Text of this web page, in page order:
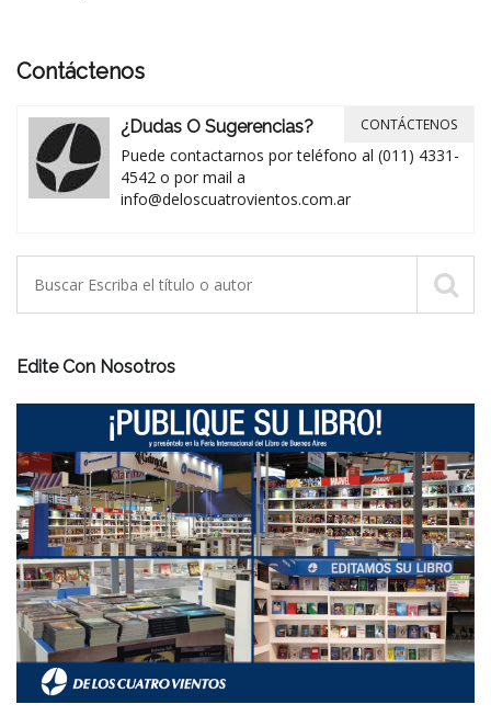
Contáctenos
¿Dudas O Sugerencias?
Puede contactarnos por teléfono al (011) 4331-
4542 o por mail a
info@deloscuatrovientos.com.ar
CONTÁCTENOS
Edite Con Nosotros